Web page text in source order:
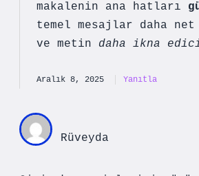
makalenin ana hatları
temel mesajlar daha
ve metin daha ikna
Aralık 8, 2025 Yanıtla
Rüveyda